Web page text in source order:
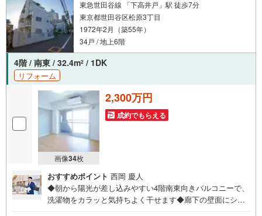
賃料相場に基づき、満室時を想定して表示しています。
東急世田谷線 「下高井戸」駅 徒歩7分
東京都世田谷区松原3丁目
1972年2月（築55年）
34戸 / 地上6階
4階 / 南東 / 32.4m2 / 1DK
リフォーム
画像34枚
2,300万円
成約でもらえる
おすすめポイント 西岡 慶人
◆朝から陽光が差し込みやすい4階南東向きバルコニーで、
洗濯物をカラッと気持ちよく干せます◆廊下の壁面にシス